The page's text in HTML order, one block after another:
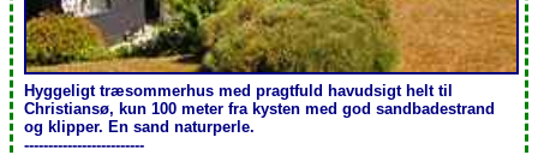
Hyggeligt træsommerhus med pragtfuld havudsigt helt til
Christiansø, kun 100 meter fra kysten med god sandbadestrand
og klipper. En sand naturperle.
-------------------------